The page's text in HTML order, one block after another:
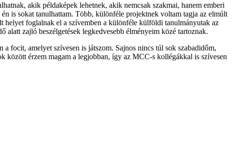
akik példaképek lehetnek, akik nemcsak szakmai, hanem emberi
is sokat tanulhattam. Több, különféle projektnek voltam tagja az elmúlt
helyet foglalnak el a szívemben a különféle külföldi tanulmányutak az
zajló beszélgetések legkedvesebb élményeim közé tartoznak.
focit, amelyet szívesen is játszom. Sajnos nincs túl sok szabadidőm,
között érzem magam a legjobban, így az MCC-s kollégákkal is szívesen